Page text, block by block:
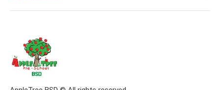
Nursery
Kindergarten 2
Enrichment Programs
School Events
Field Trip